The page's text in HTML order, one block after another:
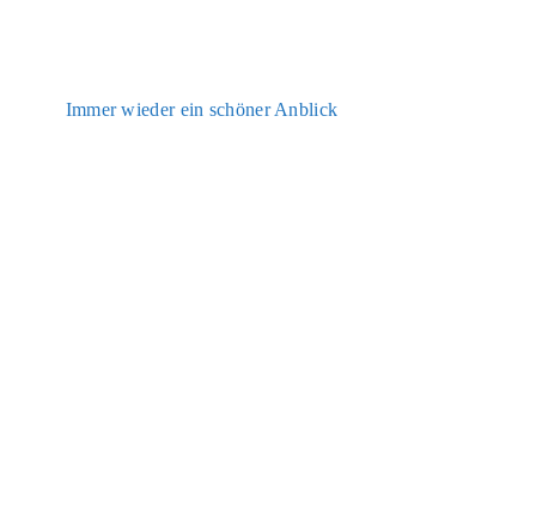
Immer wie­der ein schö­ner Anblick